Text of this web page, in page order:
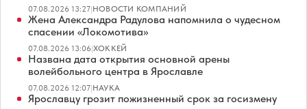
07.08.2026 13:27|НОВОСТИ КОМПАНИЙ
Жена Александра Радулова напомнила о чудесном
спасении «Локомотива»
07.08.2026 13:06|ХОККЕЙ
Названа дата открытия основной арены
волейбольного центра в Ярославле
07.08.2026 12:07|НАУКА
Ярославцу грозит пожизненный срок за госизмену